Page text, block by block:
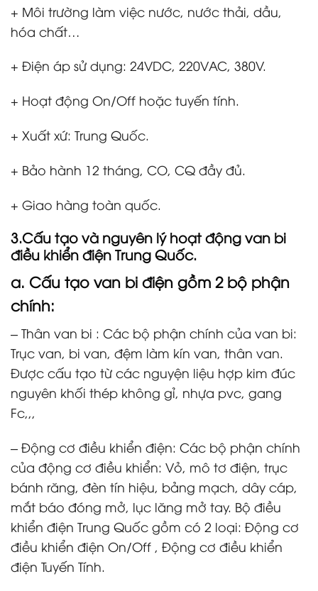
+ Môi trường làm việc nước, nước thải, dầu,
hóa chất…
+ Điện áp sử dụng: 24VDC, 220VAC, 380V.
+ Hoạt động On/Off hoặc tuyến tính.
+ Xuất xứ: Trung Quốc.
+ Bảo hành 12 tháng, CO, CQ đầy đủ.
+ Giao hàng toàn quốc.
3.Cấu tạo và nguyên lý hoạt độngvan bi
điều khiển điện Trung Quốc.
a. Cấu tạo van bi điện gồm 2 bộ phận
chính:
– Thân van bi : Các bộ phận chính của van bi:
Trục van, bi van, đệm làm kín van, thân van.
Được cấu tạo từ các nguyện liệu hợp kim đúc
nguyên khối thép không gỉ, nhựa pvc, gang
Fc,,,
– Động cơ điều khiển điện: Các bộ phận chính
của động cơ điều khiển: Vỏ, mô tơ điện, trục
bánh răng, đèn tín hiệu, bảng mạch, dây cáp,
mắt báo đóng mở, lục lăng mở tay. Bộ điều
khiển điện Trung Quốc gồm có 2 loại: Động cơ
điều khiển điện On/Off , Động cơ điều khiển
điện Tuyến Tính.